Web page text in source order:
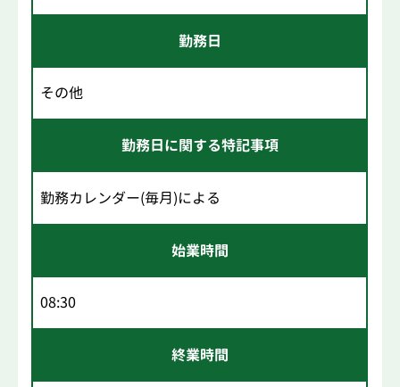
勤務日
その他
勤務日に関する特記事項
勤務カレンダー(毎月)による
始業時間
08:30
終業時間